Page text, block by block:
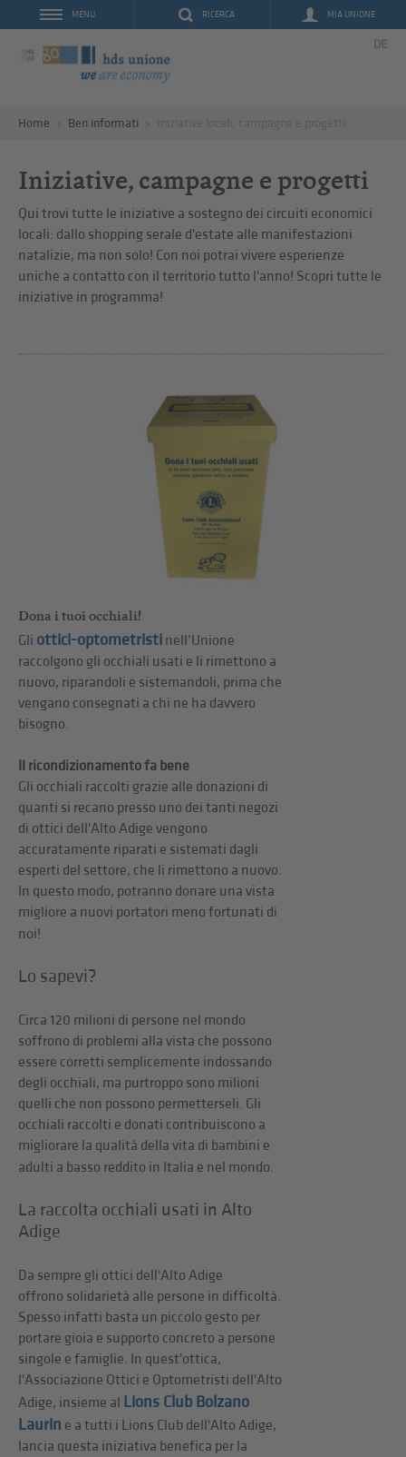
RICERCA MIA UNIONE
MENU
DE
Home Ben informati
Iniziative, campagne e progetti
Qui trovi tutte le iniziative a sostegno dei circuiti economici
locali: dallo shopping serale d'estate alle manifestazioni
natalizie, ma non solo! Con noi potrai vivere esperienze
uniche a contatto con il territorio tutto l'anno! Scopri tutte le
iniziative in programma!
Dona i tuoi occhiali!
Gli ottici-optometristi nell’Unione
raccolgono gli occhiali usati e li rimettono a
nuovo, riparandoli e sistemandoli, prima che
vengano consegnati a chi ne ha davvero
bisogno.
Il ricondizionamento fa bene
Gli occhiali raccolti grazie alle donazioni di
quanti si recano presso uno dei tanti negozi
di ottici dell'Alto Adige vengono
accuratamente riparati e sistemati dagli
esperti del settore, che li rimettono a nuovo.
In questo modo, potranno donare una vista
migliore a nuovi portatori meno fortunati di
noi!
Lo sapevi?
Circa 120 milioni di persone nel mondo
soffrono di problemi alla vista che possono
essere corretti semplicemente indossando
degli occhiali, ma purtroppo sono milioni
quelli che non possono permetterseli. Gli
occhiali raccolti e donati contribuiscono a
migliorare la qualità della vita di bambini e
adulti a basso reddito in Italia e nel mondo.
La raccolta occhiali usati in Alto
Adige
Da sempre gli ottici dell'Alto Adige
offrono solidarietà alle persone in difficoltà.
Spesso infatti basta un piccolo gesto per
portare gioia e supporto concreto a persone
singole e famiglie. In quest'ottica,
l'Associazione Ottici e Optometristi dell'Alto
Adige, insieme al Lions Club Bolzano
Laurin e a tutti i Lions Club dell'Alto Adige,
lancia questa iniziativa benefica per la